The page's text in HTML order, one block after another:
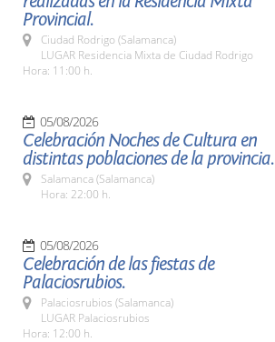
Provincial.
Ciudad Rodrigo (Salamanca)
LUGAR Residencia Mixta de Ciudad Rodrigo
Hora: 11:00 h.
05/08/2026
Celebración Noches de Cultura en
distintas poblaciones de la provincia.
Salamanca (Salamanca)
Hora: 22:00 h.
05/08/2026
Celebración de las fiestas de
Palaciosrubios.
Palaciosrubios (Salamanca)
LUGAR Palaciosrubios
Hora: 12:00 h.